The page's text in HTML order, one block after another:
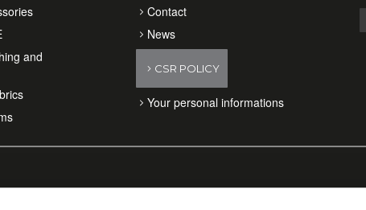
and
Contact
News
CSR POLICY
Your personal informations